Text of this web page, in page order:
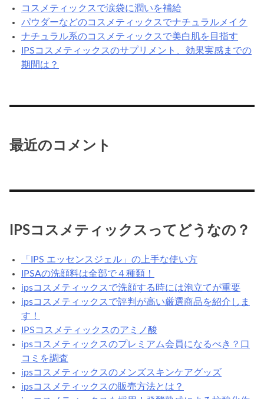
コスメティックスで涙袋に潤いを補給
パウダーなどのコスメティックスでナチュラルメイク
ナチュラル系のコスメティックスで美白肌を目指す
IPSコスメティックスのサプリメント、効果実感までの
期間は？
最近のコメント
IPSコスメティックスってどうなの？
「IPS エッセンスジェル」の上手な使い方
IPSAの洗顔料は全部で４種類！
ipsコスメティックスで洗顔する時には泡立てが重要
ipsコスメティックスで評判が高い厳選商品を紹介しま
す！
IPSコスメティックスのアミノ酸
ipsコスメティックスのプレミアム会員になるべき？口
コミを調査
ipsコスメティックスのメンズスキンケアグッズ
ipsコスメティックスの販売方法とは？